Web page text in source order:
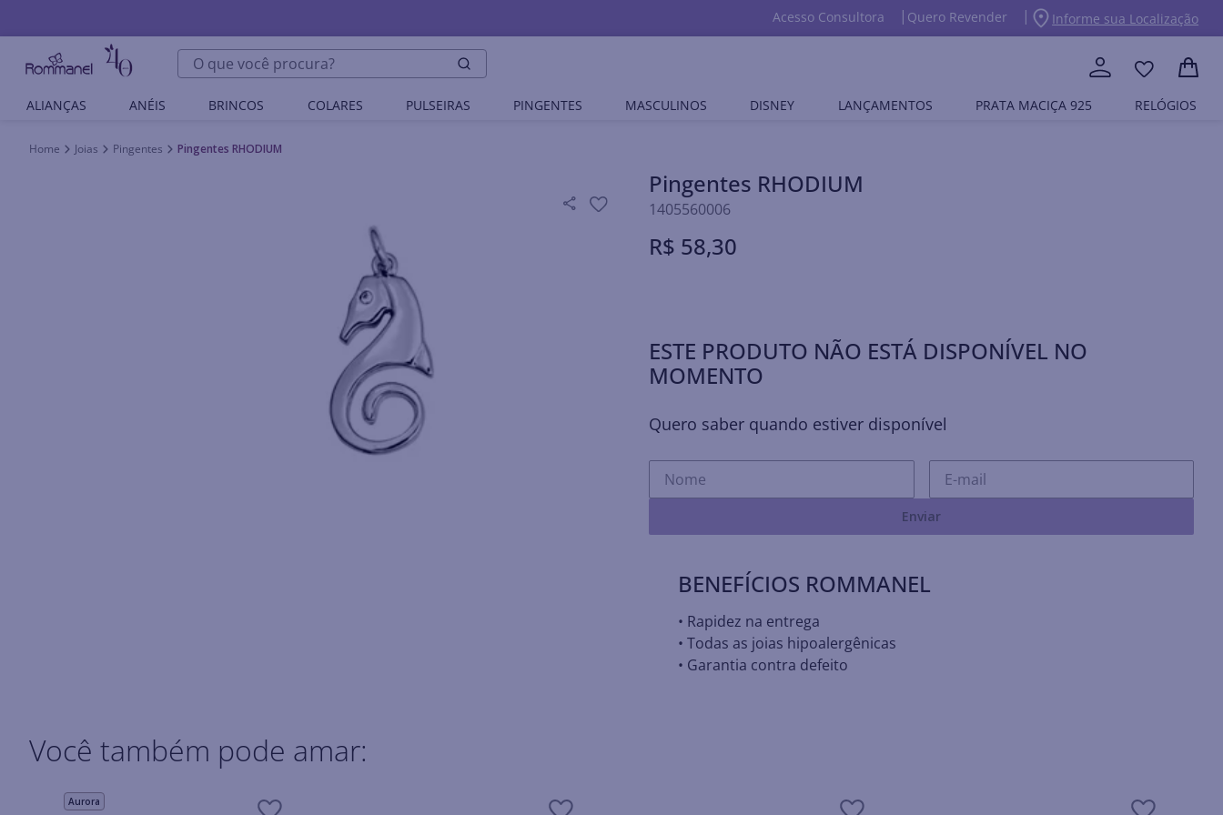
Acesso Consultora Quero Revender Informe sua Localização
O que você procura?
ALIANÇAS ANÉIS BRINCOS COLARES PULSEIRAS PINGENTES MASCULINOS DISNEY LANÇAMENTOS PRATA MACIÇA 925 RELÓGIOS
Joias Pingentes Pingentes RHODIUM
Pingentes RHODIUM
1405560006
R$ 58,30
ESTE PRODUTO NÃO ESTÁ DISPONÍVEL NO
MOMENTO
Quero saber quando estiver disponível
Enviar
BENEFÍCIOS ROMMANEL
• Rapidez na entrega
• Todas as joias hipoalergênicas
• Garantia contra defeito
Você também pode amar:
Aurora